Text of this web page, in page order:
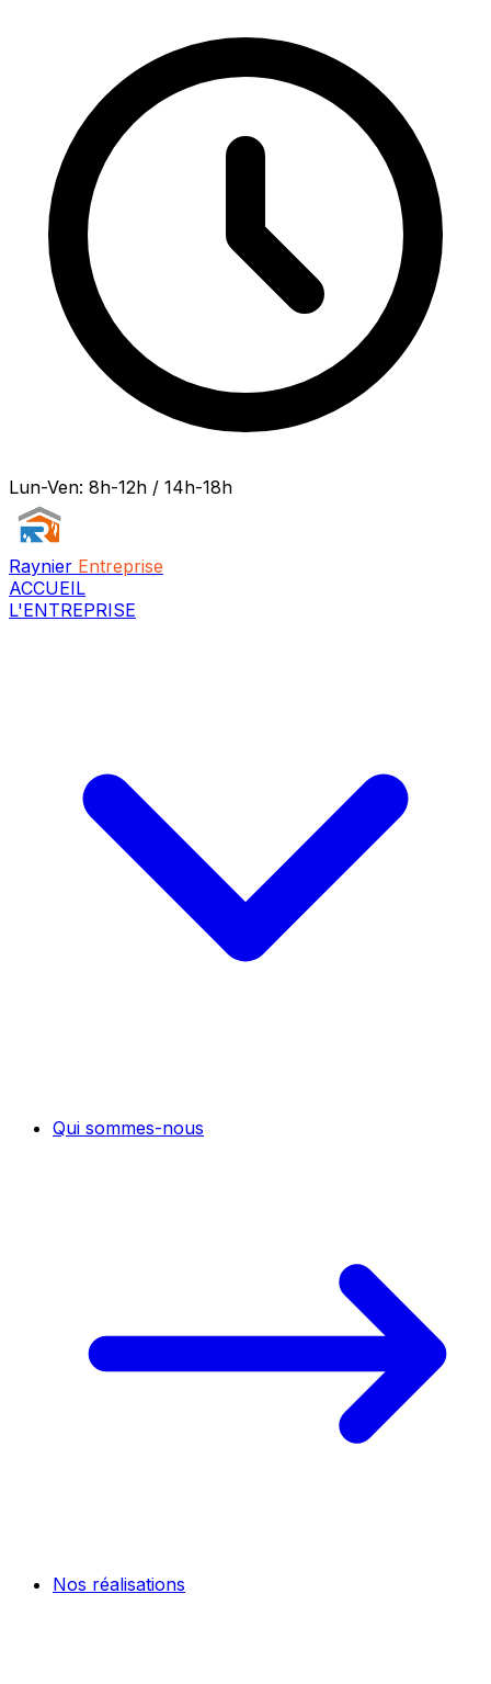
Lun-Ven: 8h-12h / 14h-18h
Raynier Entreprise
ACCUEIL
L'ENTREPRISE
Qui sommes-nous
Nos réalisations